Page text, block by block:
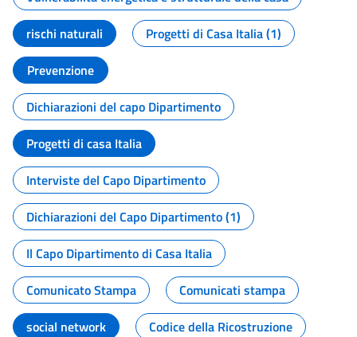
rischi naturali
Progetti di Casa Italia (1)
Prevenzione
Dichiarazioni del capo Dipartimento
Progetti di casa Italia
Interviste del Capo Dipartimento
Dichiarazioni del Capo Dipartimento (1)
Il Capo Dipartimento di Casa Italia
Comunicato Stampa
Comunicati stampa
social network
Codice della Ricostruzione